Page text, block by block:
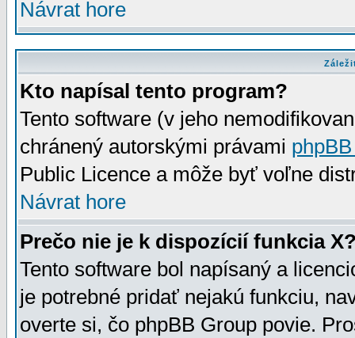
Návrat hore
Kto napísal tento program?
Tento software (v jeho
chránený autorskými právami
Public Licence a môže byť voľne
Návrat hore
Prečo nie je k dispozícií funkcia
Tento software bol napísaný a
je potrebné pridať nejakú funkciu,
overte si, čo phpBB Group povie.